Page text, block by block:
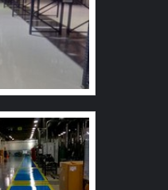
credibilidade e destaque
de oferecer produtos
àqueles que
segurança, como é o